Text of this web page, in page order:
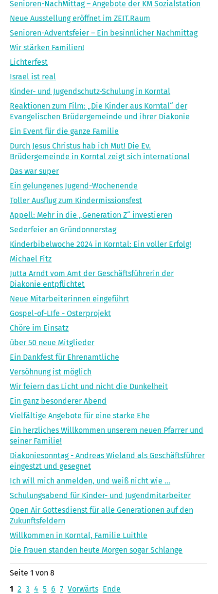
Senioren-NachMittag – Angebote der KM Sozialstation
Neue Ausstellung eröffnet im ZEIT.Raum
Senioren-Adventsfeier – Ein besinnlicher Nachmittag
Wir stärken Familien!
Lichterfest
Israel ist real
Kinder- und Jugendschutz-Schulung in Korntal
Reaktionen zum Film: „Die Kinder aus Korntal“ der
Evangelischen Brüdergemeinde und ihrer Diakonie
Ein Event für die ganze Familie
Durch Jesus Christus hab ich Mut! Die Ev.
Brüdergemeinde in Korntal zeigt sich international
Das war super
Ein gelungenes Jugend-Wochenende
Toller Ausflug zum Kindermissionsfest
Appell: Mehr in die „Generation Z“ investieren
Sederfeier an Gründonnerstag
Kinderbibelwoche 2024 in Korntal: Ein voller Erfolg!
Michael Fitz
Jutta Arndt vom Amt der Geschäftsführerin der
Diakonie entpflichtet
Neue Mitarbeiterinnen eingeführt
Gospel-of-LIfe - Osterprojekt
Chöre im Einsatz
über 50 neue Mitglieder
Ein Dankfest für Ehrenamtliche
Versöhnung ist möglich
Wir feiern das Licht und nicht die Dunkelheit
Ein ganz besonderer Abend
Vielfältige Angebote für eine starke Ehe
Ein herzliches Willkommen unserem neuen Pfarrer und
seiner Familie!
Diakoniesonntag - Andreas Wieland als Geschäftsführer
eingestzt und gesegnet
Ich will mich anmelden, und weiß nicht wie ...
Schulungsabend für Kinder- und Jugendmitarbeiter
Open Air Gottesdienst für alle Generationen auf den
Zukunftsfeldern
Willkommen in Korntal, Familie Luithle
Die Frauen standen heute Morgen sogar Schlange
Seite 1 von 8
1 2 3 4 5 6 7 Vorwärts Ende